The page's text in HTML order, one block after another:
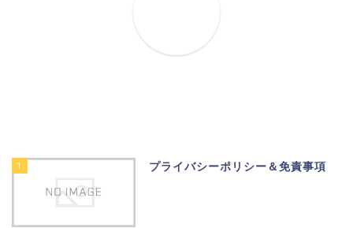
1 プライバシーポリシー＆免責事項